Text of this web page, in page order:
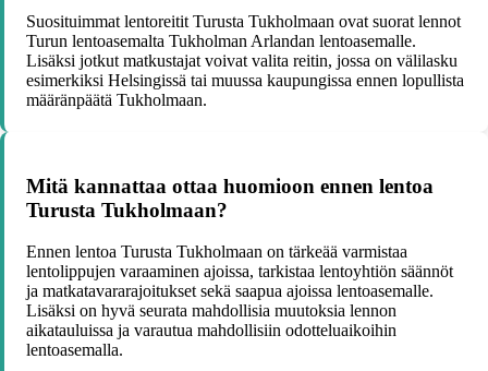
Suosituimmat lentoreitit Turusta Tukholmaan ovat suorat lennot
Turun lentoasemalta Tukholman Arlandan lentoasemalle.
Lisäksi jotkut matkustajat voivat valita reitin, jossa on välilasku
esimerkiksi Helsingissä tai muussa kaupungissa ennen lopullista
määränpäätä Tukholmaan.
Mitä kannattaa ottaa huomioon ennen lentoa
Turusta Tukholmaan?
Ennen lentoa Turusta Tukholmaan on tärkeää varmistaa
lentolippujen varaaminen ajoissa, tarkistaa lentoyhtiön säännöt
ja matkatavararajoitukset sekä saapua ajoissa lentoasemalle.
Lisäksi on hyvä seurata mahdollisia muutoksia lennon
aikatauluissa ja varautua mahdollisiin odotteluaikoihin
lentoasemalla.